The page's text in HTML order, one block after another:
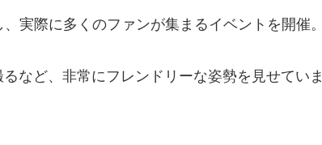
実際に多くのファンが集まるイベントを開催。
など、非常にフレンドリーな姿勢を見せていま